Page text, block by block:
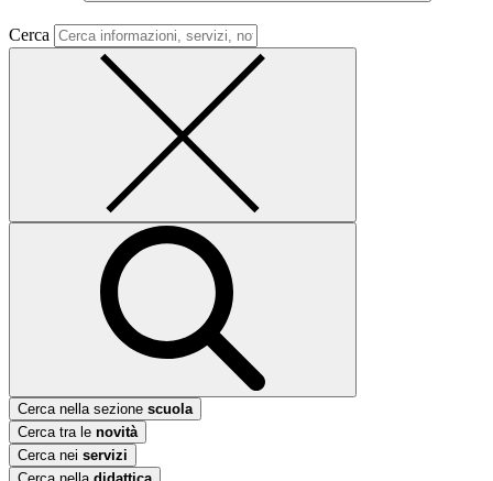
Cerca
Cerca nella sezione scuola
Cerca tra le novità
Cerca nei servizi